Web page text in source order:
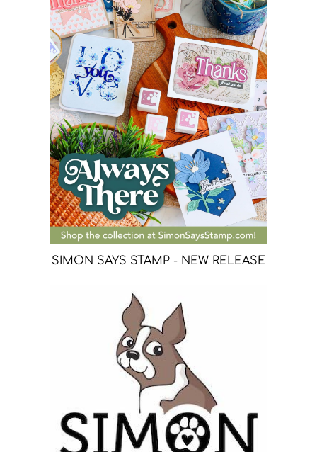
SIMON SAYS STAMP - NEW RELEASE